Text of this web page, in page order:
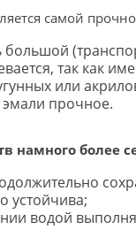
самой
большой
так как
или
прочное.
намного более
устойчива;
водой